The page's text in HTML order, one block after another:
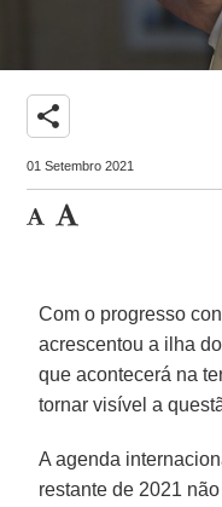
share
01 Setembro 2021
Com o progresso
acrescentou a ilha
que acontecerá na
tornar visível a
A agenda
restante de 2021